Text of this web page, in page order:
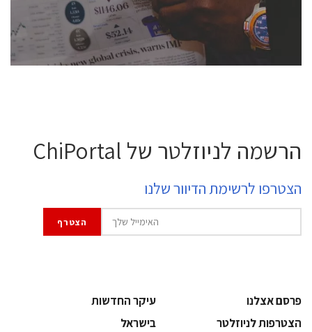
לחץ לפרטים
הרשמה לניוזלטר של ChiPortal
הצטרפו לרשימת הדיוור שלנו
פרסם אצלנו
עיקר החדשות
הצטרפות לניוזלטר
בישראל